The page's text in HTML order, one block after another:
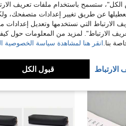
ستسمح باستخدام ملفات تعريف
عن طريق تغيير إعدادات متصفحك،
الارتباط التي نستخدمها وتعديل إعدادات
الارتباط". لمزيد من المعلومات حول
بنا. انقر هنا لمشاهدة سياسة الخصوصية
الارتباط قبول الكل